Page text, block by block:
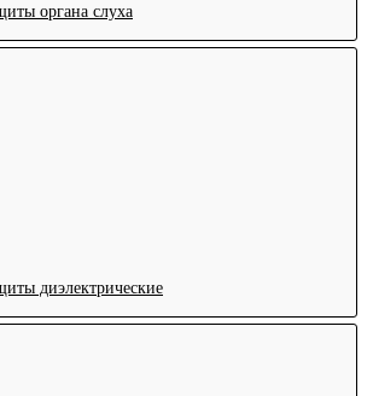
органа слуха
диэлектрические